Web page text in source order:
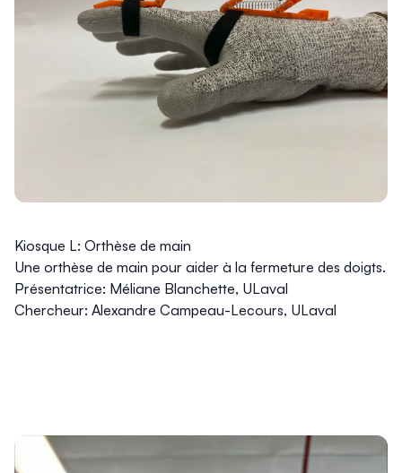
Kiosque L: Orthèse de main
Une orthèse de main pour aider à la fermeture des doigts.
Présentatrice: Méliane Blanchette, ULaval
Chercheur: Alexandre Campeau-Lecours, ULaval